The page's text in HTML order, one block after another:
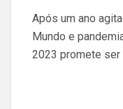
Após um ano
Mundo e
2023 promete ser